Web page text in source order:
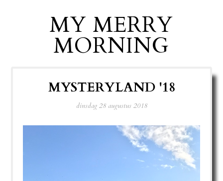
MY MERRY
MORNING
MYSTERYLAND '18
dinsdag 28 augustus 2018